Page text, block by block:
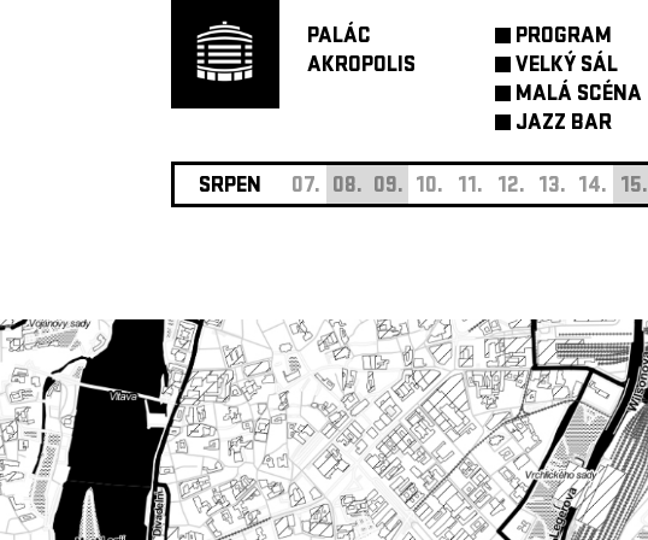
PALÁC
AKROPOLIS
PROGRAM
VELKÝ SÁL
MALÁ SCÉNA
JAZZ BAR
SRPEN 07. 08. 09. 10. 11. 12. 13. 14. 15.